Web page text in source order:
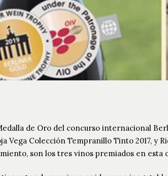
de Oro del concurso internacional
Vega Colección Tempranillo Tinto 2017, y
son los tres vinos premiados en esta